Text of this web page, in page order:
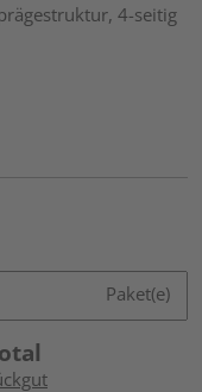
4-seitig
Paket(e)